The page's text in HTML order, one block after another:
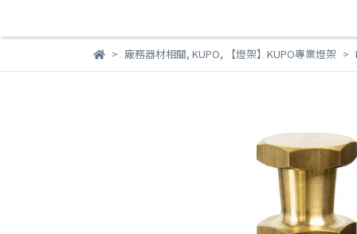
廠務器材相關, KUPO, 【燈架】KUPO專業燈架